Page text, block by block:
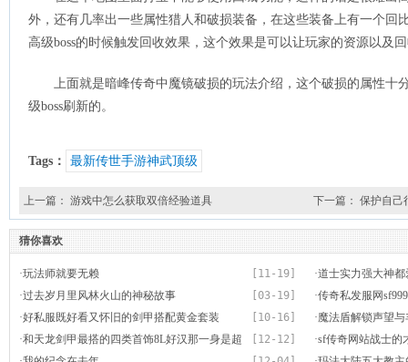
外，还有几率出一些属性猎人和破损装备，在这些装备上有一个回
高级boss的时候触发回收效果，这个效果是可以让玩家的资源以及
上面就是暗峰传奇中魔镜破损的玩法介绍，这个破损的属性十
级boss刷新的。
Tags： 最新传世手游神武顶级
上一篇： 游戏中怎么获取双倍经验道具 下一篇： 保护自己
猜你喜欢
[11-19]
·玩法师就要无赖 ·道士实力强大神
[03-19]
·过去岁月里风林火山的神秘故事 ·传奇私发服网
吗
[10-16]
·好私服既好看又怀旧的剑甲搭配黄金套装 ·魔法盾解锁声望
[12-12]
·和天龙剑甲最搭的四类首饰8L好汉那一身是超
·sf传奇网站战士的